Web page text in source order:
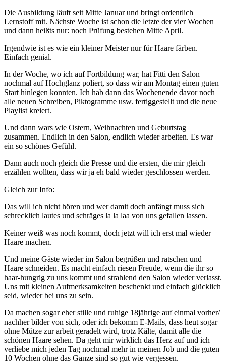
Die Ausbildung läuft seit Mitte Januar und bringt ordentlich
Lernstoff mit. Nächste Woche ist schon die letzte der vier Wochen
und dann heißts nur: noch Prüfung bestehen Mitte April.
Irgendwie ist es wie ein kleiner Meister nur für Haare färben.
Einfach genial.
In der Woche, wo ich auf Fortbildung war, hat Fitti den Salon
nochmal auf Hochglanz poliert, so dass wir am Montag einen guten
Start hinlegen konnten. Ich hab dann das Wochenende davor noch
alle neuen Schreiben, Piktogramme usw. fertiggestellt und die neue
Playlist kreiert.
Und dann wars wie Ostern, Weihnachten und Geburtstag
zusammen. Endlich in den Salon, endlich wieder arbeiten. Es war
ein so schönes Gefühl.
Dann auch noch gleich die Presse und die ersten, die mir gleich
erzählen wollten, dass wir ja eh bald wieder geschlossen werden.
Gleich zur Info:
Das will ich nicht hören und wer damit doch anfängt muss sich
schrecklich lautes und schräges la la laa von uns gefallen lassen.
Keiner weiß was noch kommt, doch jetzt will ich erst mal wieder
Haare machen.
Und meine Gäste wieder im Salon begrüßen und ratschen und
Haare schneiden. Es macht einfach riesen Freude, wenn die ihr so
haar-hungrig zu uns kommt und strahlend den Salon wieder verlasst.
Uns mit kleinen Aufmerksamkeiten beschenkt und einfach glücklich
seid, wieder bei uns zu sein.
Da machen sogar eher stille und ruhige 18jährige auf einmal vorher/
nachher bilder von sich, oder ich bekomm E-Mails, dass heut sogar
ohne Mütze zur arbeit geradelt wird, trotz Kälte, damit alle die
schönen Haare sehen. Da geht mir wirklich das Herz auf und ich
verliebe mich jeden Tag nochmal mehr in meinen Job und die guten
10 Wochen ohne das Ganze sind so gut wie vergessen.